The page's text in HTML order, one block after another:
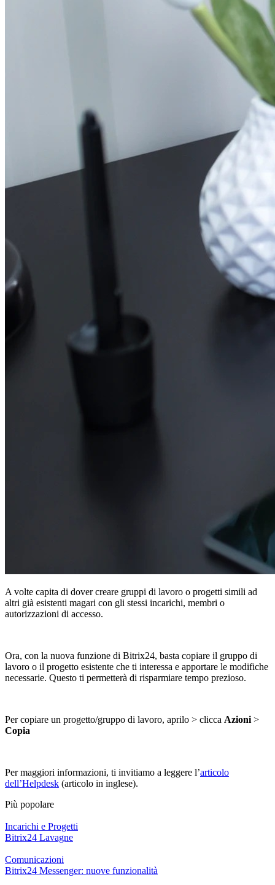
A volte capita di dover creare gruppi di lavoro o progetti simili ad
altri già esistenti magari con gli stessi incarichi, membri o
autorizzazioni di accesso.
Ora, con la nuova funzione di Bitrix24, basta copiare il gruppo di
lavoro o il progetto esistente che ti interessa e apportare le modifiche
necessarie. Questo ti permetterà di risparmiare tempo prezioso.
Per copiare un progetto/gruppo di lavoro, aprilo > clicca Azioni>
Copia
Per maggiori informazioni, ti invitiamo a leggere l’articolo
dell’Helpdesk (articolo in inglese).
Più popolare
Incarichi e Progetti
Bitrix24 Lavagne
Comunicazioni
Bitrix24 Messenger: nuove funzionalità